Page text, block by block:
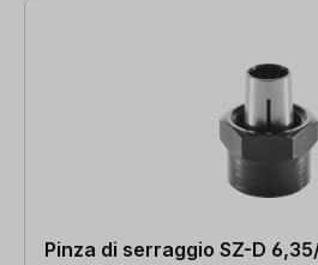
Pinza di serraggio SZ-D